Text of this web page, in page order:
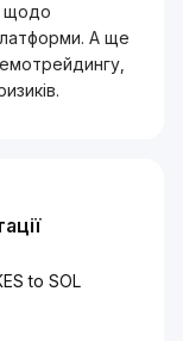
щодо
А ще
to SOL